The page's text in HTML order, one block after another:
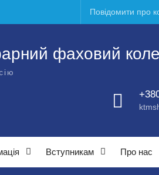
Повідомити про
фаховий
Вступникам Про нас